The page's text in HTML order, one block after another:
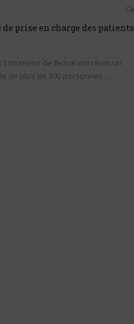
de prise en charge des patients
Entretiens de Bichat ont réuni un
de plus de 300 personnes :…